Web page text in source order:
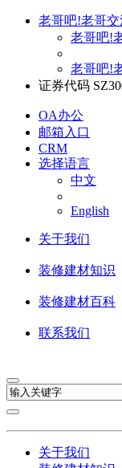
老哥吧!老哥
老哥吧!
老哥吧!
证券代码
OA办公
邮箱入口
CRM
选择语言
中文
English
关于我们
装修建材知识
装修建材百科
联系我们
关于我们